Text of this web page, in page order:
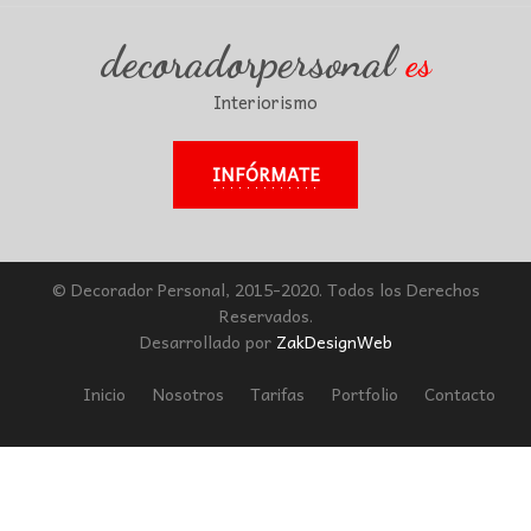
decoradorpersonales
Interiorismo
INFÓRMATE
© Decorador Personal, 2015-2020. Todos los Derechos
Reservados.
Desarrollado por ZakDesignWeb
Inicio Nosotros Tarifas Portfolio Contacto